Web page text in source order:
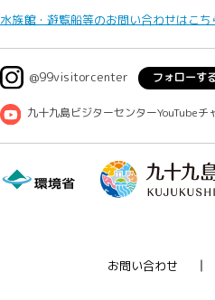
水族館・遊覧船等のお問い合わせはこち
@99visitorcenter フォローす
九十九島ビジターセンターYouTubeチ
お問い合わせ